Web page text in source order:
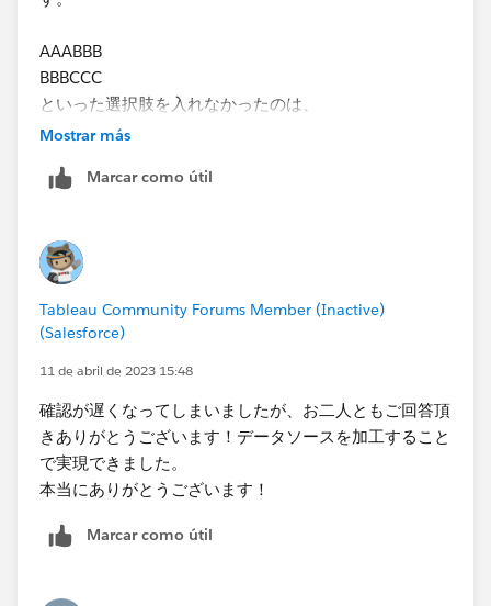
AAABBB
​BBBCCC
といった選択肢を入れなかったのは、
・AAAを含む
の両方をフィルタで選択した時に、​AAABBB を含む条件
Mostrar más
Marcar como útil
Tableau Community Forums Member (Inactive)
(Salesforce)
11 de abril de 2023 15:48
確認が遅くなってしまいましたが、お二人ともご回答頂
きありがとうございます！データソースを加工すること
で実現できました。
本当にありがとうございます！
Marcar como útil